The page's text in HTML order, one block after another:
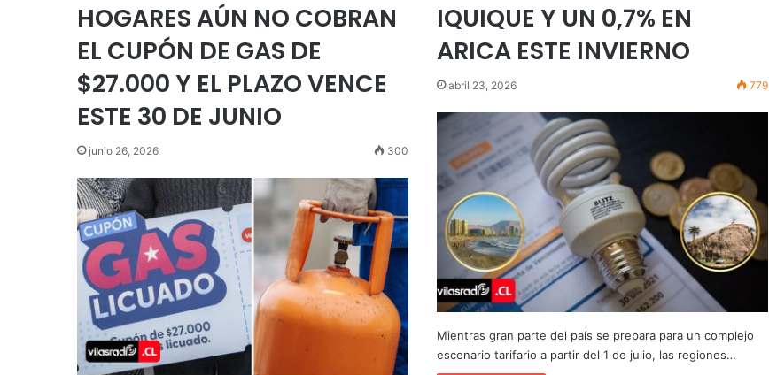
HOGARES AÚN NO COBRAN
EL CUPÓN DE GAS DE
$27.000 Y EL PLAZO VENCE
ESTE 30 DE JUNIO
junio 26, 2026 300
IQUIQUE Y UN 0,7% EN
ARICA ESTE INVIERNO
abril 23, 2026 779
Mientras gran parte del país se prepara para un complejo
escenario tarifario a partir del 1 de julio, las regiones…